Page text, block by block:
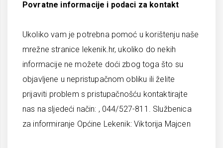
Povratne informacije i podaci za kontakt
Ukoliko vam je potrebna pomoć u korištenju naše
mrežne stranice lekenik.hr, ukoliko do nekih
informacije ne možete doći zbog toga što su
objavljene u nepristupačnom obliku ili želite
prijaviti problem s pristupačnošću kontaktirajte
nas na sljedeći način: , 044/527-811. Službenica
za informiranje Općine Lekenik: Viktorija Majcen